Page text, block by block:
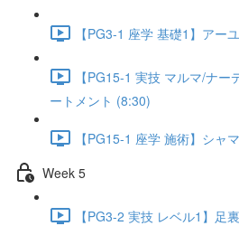
【PG3-1 座学 基礎1】アー
【PG15-1 実技 マルマ/ナー
ートメント (8:30)
【PG15-1 座学 施術】シャ
Week 5
【PG3-2 実技 レベル1】足